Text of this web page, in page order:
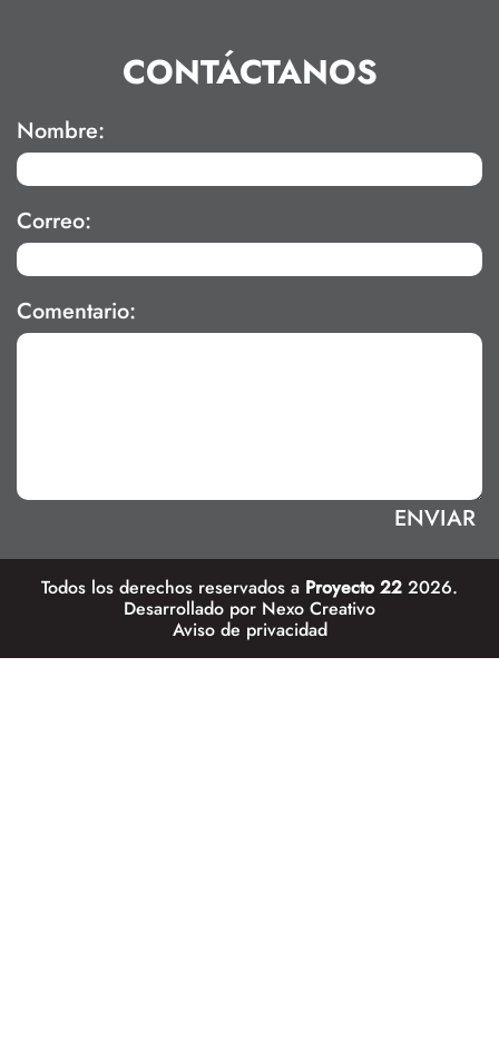
CONTÁCTANOS
Nombre:
Correo:
Comentario:
Todos los derechos reservados a Proyecto 22 2026.
Desarrollado por Nexo Creativo
Aviso de privacidad